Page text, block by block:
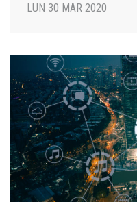
LUN 30 MAR 2020